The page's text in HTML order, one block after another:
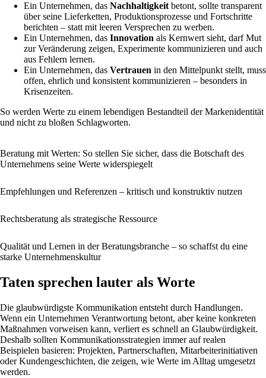
Ein Unternehmen, das Nachhaltigkeit betont, sollte transparent
über seine Lieferketten, Produktionsprozesse und Fortschritte
berichten – statt mit leeren Versprechen zu werben.
Ein Unternehmen, das Innovation als Kernwert sieht, darf Mut
zur Veränderung zeigen, Experimente kommunizieren und auch
aus Fehlern lernen.
Ein Unternehmen, das Vertrauen in den Mittelpunkt stellt, muss
offen, ehrlich und konsistent kommunizieren – besonders in
Krisenzeiten.
So werden Werte zu einem lebendigen Bestandteil der Markenidentität
und nicht zu bloßen Schlagworten.
Beratung mit Werten: So stellen Sie sicher, dass die Botschaft des
Unternehmens seine Werte widerspiegelt
Empfehlungen und Referenzen – kritisch und konstruktiv nutzen
Rechtsberatung als strategische Ressource
Qualität und Lernen in der Beratungsbranche – so schaffst du eine
starke Unternehmenskultur
Taten sprechen lauter als Worte
Die glaubwürdigste Kommunikation entsteht durch Handlungen.
Wenn ein Unternehmen Verantwortung betont, aber keine konkreten
Maßnahmen vorweisen kann, verliert es schnell an Glaubwürdigkeit.
Deshalb sollten Kommunikationsstrategien immer auf realen
Beispielen basieren: Projekten, Partnerschaften, Mitarbeiterinitiativen
oder Kundengeschichten, die zeigen, wie Werte im Alltag umgesetzt
werden.